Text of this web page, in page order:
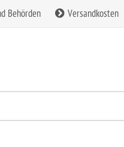
Behörden Versandkosten